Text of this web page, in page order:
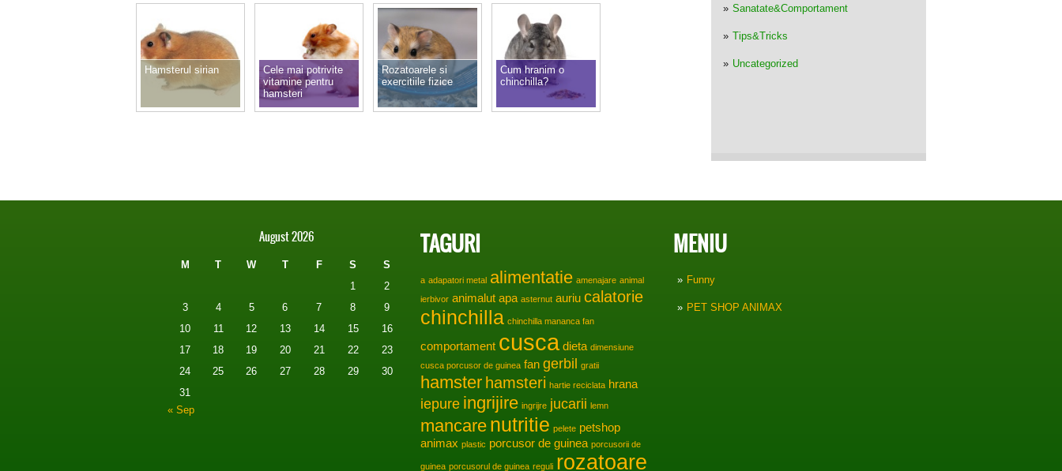
Sanatate&Comportament
Tips&Tricks
Uncategorized
Hamsterul sirian
Cele mai potrivite
vitamine pentru
hamsteri
Rozatoarele si
exercitiile fizice
Cum hranim o
chinchilla?
August 2026
M T W T F S
S
1
2
3
4 5 6 7 8
9
10
11 12 13 14 15
16
17
18 19 20 21 22
23
24
25 26 27 28 29
30
31
« Sep
TAGURI
a adapatori metal alimentatie amenajare animal
ierbivor animalut apa asternut auriu calatorie
chinchilla chinchilla mananca fan
comportament cusca dieta dimensiune
cusca porcusor de guinea fan gerbil gratii
hamster hamsteri hartie reciclata hrana
iepure ingrijire ingrijre jucarii lemn
mancare nutritie pelete petshop
animax plastic porcusor de guinea porcusorii de
guinea porcusorul de guinea reguli rozatoare
MENIU
Funny
PET SHOP ANIMAX